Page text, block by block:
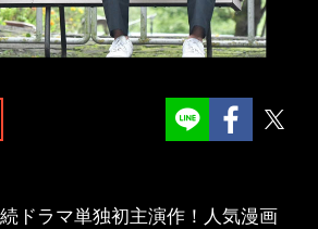
ドラマ単独初主演作！人気漫画